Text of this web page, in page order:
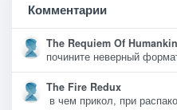
Комментарии
The Requiem Of
почините неверный
The Fire Redux
в чем прикол, при